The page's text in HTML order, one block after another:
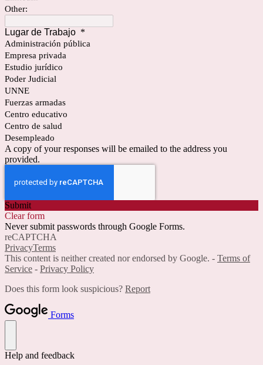
Other:
Lugar de Trabajo *
Administración pública
Empresa privada
Estudio jurídico
Poder Judicial
UNNE
Fuerzas armadas
Centro educativo
Centro de salud
Desempleado
A copy of your responses will be emailed to the address you
provided.
Submit
Clear form
Never submit passwords through Google Forms.
reCAPTCHA
PrivacyTerms
This content is neither created nor endorsed by Google. - Terms of
Service - Privacy Policy
Does this form look suspicious? Report
Forms
Help and feedback